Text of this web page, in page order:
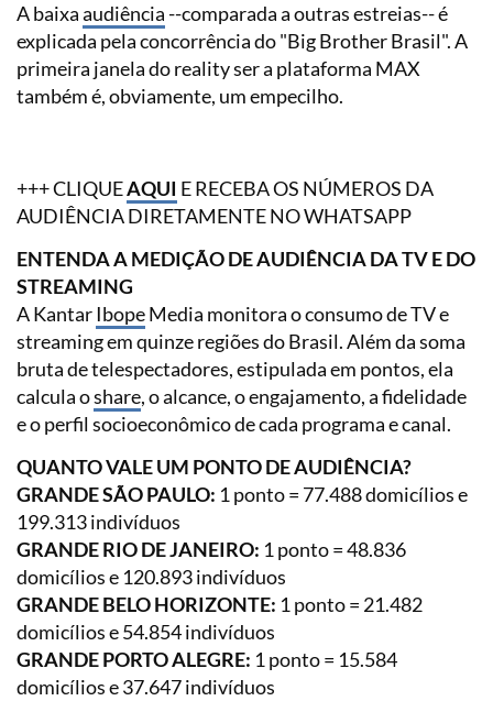
A baixaaudiência --comparada a outras estreias-- é
explicada pela concorrência do "Big Brother Brasil". A
primeira janela do reality ser a plataforma MAX
também é, obviamente, um empecilho.
+++ CLIQUEAQUI E RECEBA OS NÚMEROS DA
AUDIÊNCIA DIRETAMENTE NO WHATSAPP
ENTENDA A MEDIÇÃO DE AUDIÊNCIA DA TV E DO
STREAMING
A KantarIbopeMedia monitora o consumo de TV e
streaming em quinze regiões do Brasil. Além da soma
bruta de telespectadores, estipulada em pontos, ela
calcula oshare, o alcance, o engajamento, a fidelidade
e o perfil socioeconômico de cada programa e canal.
QUANTO VALE UM PONTO DE AUDIÊNCIA?
GRANDE SÃO PAULO: 1 ponto = 77.488 domicílios e
199.313 indivíduos
GRANDE RIO DE JANEIRO: 1 ponto = 48.836
domicílios e 120.893 indivíduos
GRANDE BELO HORIZONTE: 1 ponto = 21.482
domicílios e 54.854 indivíduos
GRANDE PORTO ALEGRE: 1 ponto = 15.584
domicílios e 37.647 indivíduos